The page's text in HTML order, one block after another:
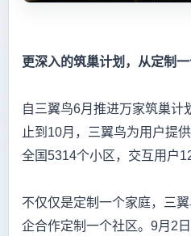
更深入的筑巢计划，从定制
自三翼鸟6月推进万家筑巢计
止到10月，三翼鸟为用户提
全国5314个小区，交互用户
不仅仅是定制一个家庭，三
企合作定制一个社区。9月2